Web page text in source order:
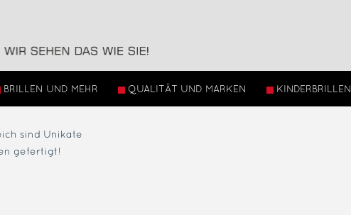
BRILLEN UND MEHR QUALITÄT UND MARKEN KINDERBRILLEN
sind Unikate
gefertigt!